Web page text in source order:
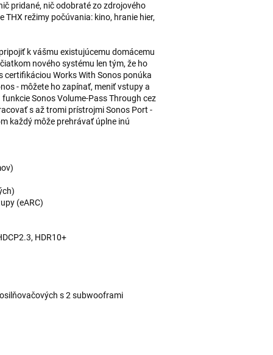
pridané, nič odobraté zo zdrojového
režimy počúvania: kino, hranie hier,
k vášmu existujúcemu domácemu
nového systému len tým, že ho
Works With Sonos ponúka
- môžete ho zapínať, meniť vstupy a
Sonos Volume-Pass Through cez
s až tromi prístrojmi Sonos Port -
každý môže prehrávať úplne inú
(eARC)
HDR10+
s 2 subwooframi